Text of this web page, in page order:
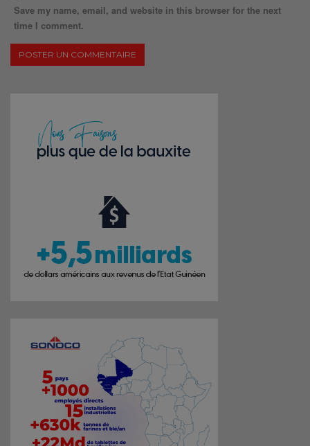
Save my name, email, and website in this browser for the next
time I comment.